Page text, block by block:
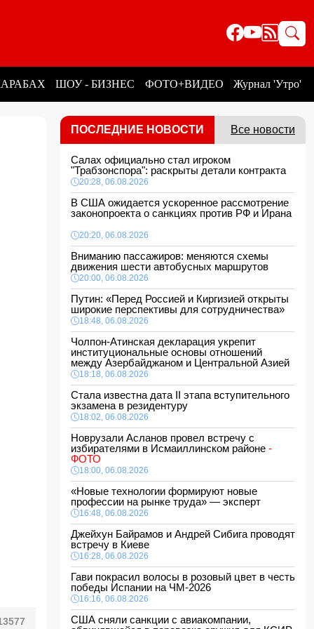
ШОУ - БИЗНЕС ФОТО+ВИДЕО Журнал 'Утро'
ПОСЛЕДНИЕ НОВОСТИ Все новости
Салах официально стал игроком
"Трабзонспора": раскрыты детали контракта
20:28, 06.08.2026
В США ожидается ускоренное рассмотрение
законопроекта о санкциях против РФ и Ирана
20:20, 06.08.2026
Вниманию пассажиров: меняются схемы
движения шести автобусных маршрутов
20:00, 06.08.2026
Путин: «Перед Россией и Киргизией открыты
широкие перспективы для сотрудничества»
18:48, 06.08.2026
Чолпон-Атинская декларация укрепит
институциональные основы отношений
между Азербайджаном и Центральной Азией
18:18, 06.08.2026
Стала известна дата II этапа вступительного
экзамена в резидентуру
18:02, 06.08.2026
Новрузали Асланов провел встречу с
избирателями в Исмаиллинском районе -
ФОТО
18:00, 06.08.2026
«Новые технологии формируют новые
профессии на рынке труда» — эксперт
16:48, 06.08.2026
Джейхун Байрамов и Андрей Сибига проводят
встречу в Киеве
16:28, 06.08.2026
Гави покрасил волосы в розовый цвет в честь
победы Испании на ЧМ-2026
16:16, 06.08.2026
США сняли санкции с авиакомпании,